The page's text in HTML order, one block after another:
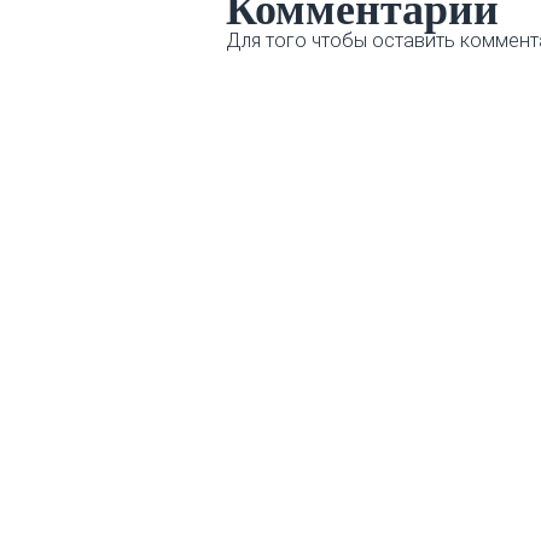
Комментарии
Для того чтобы оставить